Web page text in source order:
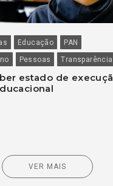
Educação
PAN
Pessoas Transparência
estado de
VER MAIS